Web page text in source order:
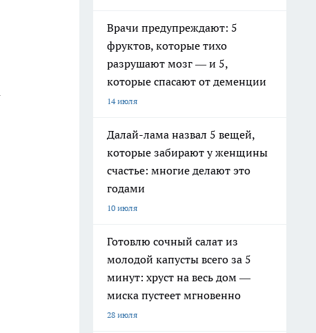
Врачи предупреждают: 5
фруктов, которые тихо
разрушают мозг — и 5,
которые спасают от деменции
14 июля
Далай-лама назвал 5 вещей,
которые забирают у женщины
счастье: многие делают это
годами
10 июля
Готовлю сочный салат из
молодой капусты всего за 5
минут: хруст на весь дом —
миска пустеет мгновенно
28 июля